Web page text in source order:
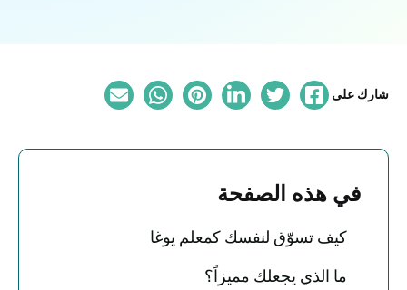
شارك على
في هذه الصفحة
كيف تسوّق لنفسك كمعلم يوغا
ما الذي يجعلك مميزاً؟